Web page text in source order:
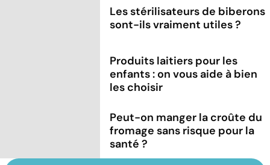
Les stérilisateurs de biberons
sont-ils vraiment utiles ?
Produits laitiers pour les
enfants : on vous aide à bien
les choisir
Peut-on manger la croûte du
fromage sans risque pour la
santé ?